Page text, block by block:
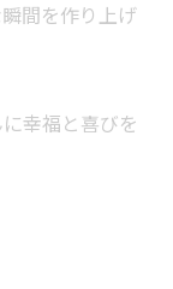
間を作り上げ
幸福と喜びを